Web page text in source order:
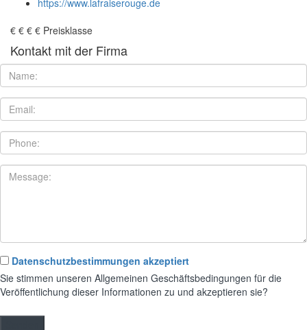
https://www.lafraiserouge.de
€ € € € Preisklasse
Kontakt mit der Firma
Datenschutzbestimmungen akzeptiert
Sie stimmen unseren Allgemeinen Geschäftsbedingungen für die
Veröffentlichung dieser Informationen zu und akzeptieren sie?